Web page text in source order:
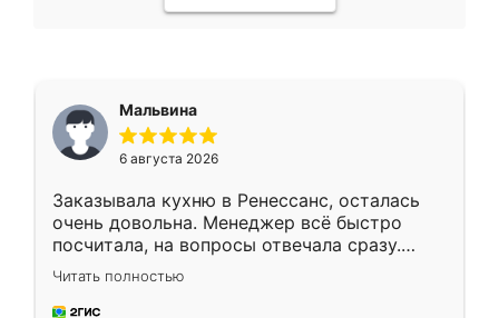
Мальвина
6 августа 2026
Заказывала кухню в Ренессанс, осталась
очень довольна. Менеджер всё быстро
посчитала, на вопросы отвечала сразу.
Замерщик приехал в субботу, подошёл к
делу со всей ответственностью. Собрали
за день, ребята работали аккуратно, даже
Читать полностью